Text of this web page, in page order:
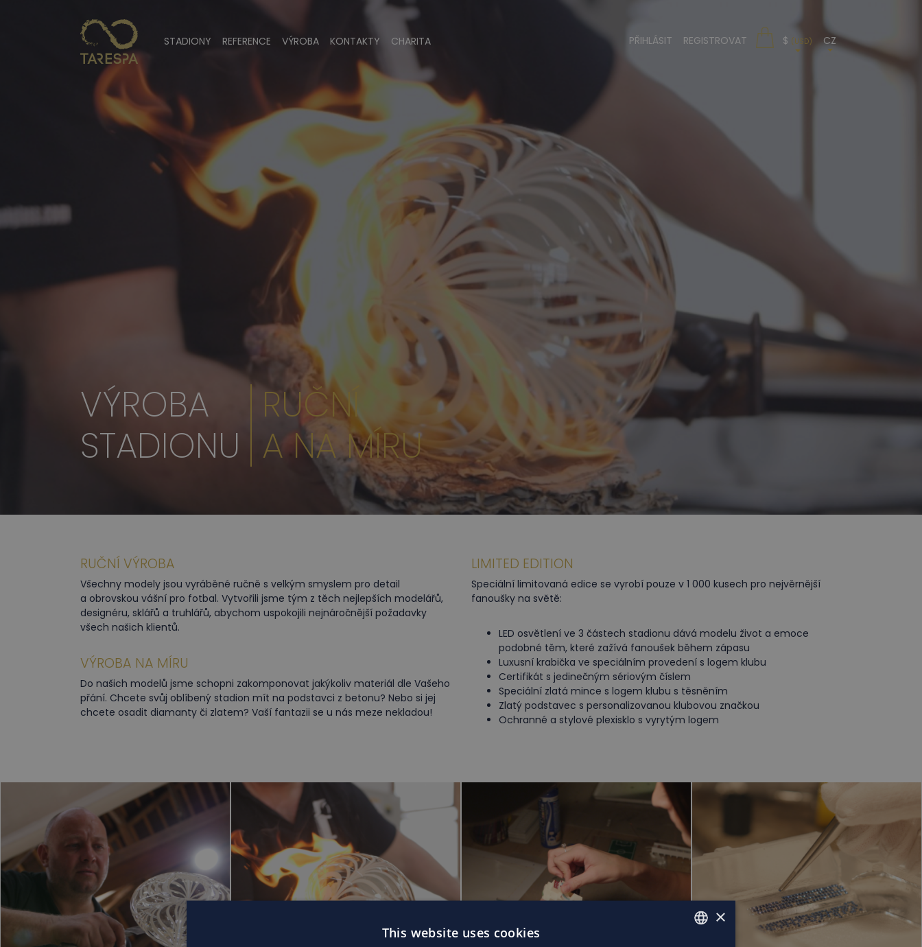
STADIONY REFERENCE VÝROBA KONTAKTY CHARITA PŘIHLÁSIT REGISTROVAT $ (USD) CZ
VÝROBA
STADIONU
RUČNÍ
A NA MÍRU
RUČNÍ VÝROBA
Všechny modely jsou vyráběné ručně s velkým smyslem pro detail
a obrovskou vášní pro fotbal. Vytvořili jsme tým z těch nejlepších modelářů,
designéru, sklářů a truhlářů, abychom uspokojili nejnáročnější požadavky
všech našich klientů.
VÝROBA NA MÍRU
Do našich modelů jsme schopni zakomponovat jakýkoliv materiál dle Vašeho
přání. Chcete svůj oblíbený stadion mít na podstavci z betonu? Nebo si jej
chcete osadit diamanty či zlatem? Vaší fantazii se u nás meze nekladou!
LIMITED EDITION
Speciální limitovaná edice se vyrobí pouze v 1 000 kusech pro nejvěrnější
fanoušky na světě:
LED osvětlení ve 3 částech stadionu dává modelu život a emoce
podobné těm, které zažívá fanoušek během zápasu
Luxusní krabička ve speciálním provedení s logem klubu
Certifikát s jedinečným sériovým číslem
Speciální zlatá mince s logem klubu s těsněním
Zlatý podstavec s personalizovanou klubovou značkou
Ochranné a stylové plexisklo s vyrytým logem
×
This website uses cookies